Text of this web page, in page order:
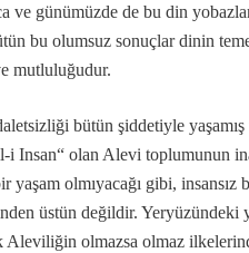
günümüzde de bu din
bu olumsuz sonuçlar dinin
mutluluğudur.
bütün şiddetiyle
Insan“ olan Alevi toplumunun
yaşam olmıyacağı gibi, insansız
üstün değildir. Yeryüzündeki
Aleviliğin olmazsa olmaz